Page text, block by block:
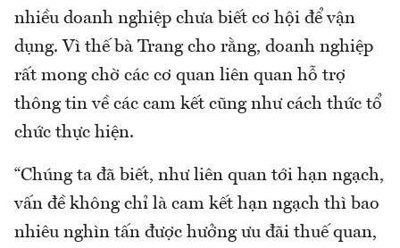
nhiều doanh nghiệp chưa biết cơ hội để vận
dụng. Vì thế bà Trang cho rằng, doanh nghiệp
rất mong chờ các cơ quan liên quan hỗ trợ
thông tin về các cam kết cũng như cách thức tổ
chức thực hiện.
“Chúng ta đã biết, như liên quan tới hạn ngạch,
vấn đề không chỉ là cam kết hạn ngạch thì bao
nhiêu nghìn tấn được hưởng ưu đãi thuế quan,